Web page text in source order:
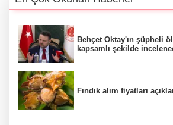
Behçet Oktay'ın şüpheli
kapsamlı şekilde
Fındık alım fiyatları